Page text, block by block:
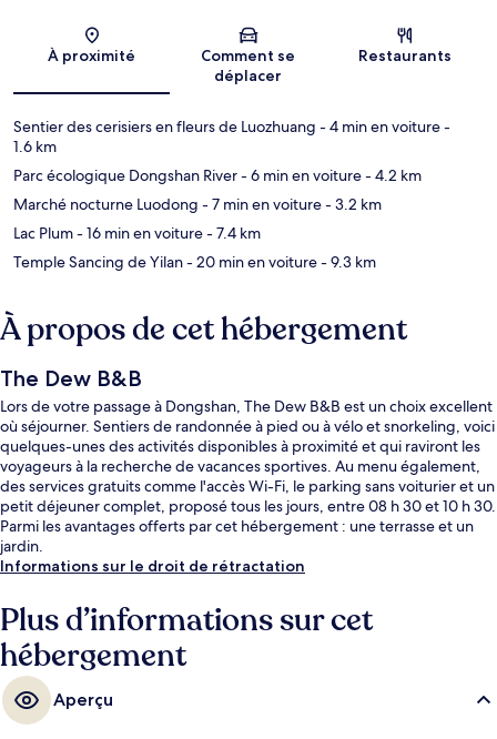
Carte
À proximité
Comment se
déplacer
Restaurants
Sentier des cerisiers en fleurs de Luozhuang - 4 min en voiture-
1.6 km
Parc écologique Dongshan River- 6 min en voiture- 4.2 km
Marché nocturne Luodong - 7 min en voiture- 3.2 km
Lac Plum- 16 min en voiture- 7.4 km
Temple Sancing de Yilan- 20 min en voiture- 9.3 km
À propos de cet hébergement
The Dew B&B
Lors de votre passage à Dongshan, The Dew B&B est un choix excellent
où séjourner. Sentiers de randonnée à pied ou à vélo et snorkeling, voici
quelques-unes des activités disponibles à proximité et qui raviront les
voyageurs à la recherche de vacances sportives. Au menu également,
des services gratuits comme l'accès Wi-Fi, le parking sans voiturier et un
petit déjeuner complet, proposé tous les jours, entre 08 h 30 et 10 h 30.
Parmi les avantages offerts par cet hébergement : une terrasse et un
jardin.
Informations sur le droit de rétractation
Plus d’informations sur cet
hébergement
Aperçu